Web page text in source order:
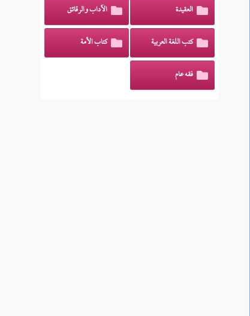
العقيدة الآداب والرقائق
كتب اللغة العربية كتاب الأمة
فقه عام